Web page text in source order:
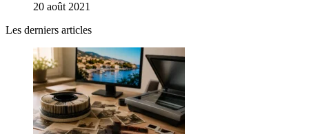
20 août 2021
Les derniers articles